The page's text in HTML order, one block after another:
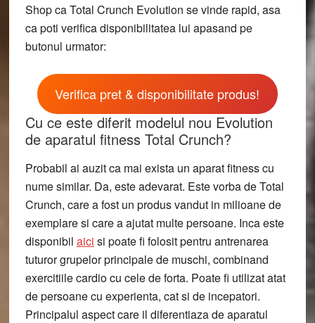
Shop ca Total Crunch Evolution se vinde rapid, asa
ca poti verifica disponibilitatea lui apasand pe
butonul urmator:
Verifica pret & disponibilitate produs!
Cu ce este diferit modelul nou Evolution
de aparatul fitness Total Crunch?
Probabil ai auzit ca mai exista un aparat fitness cu
nume similar. Da, este adevarat. Este vorba de Total
Crunch, care a fost un produs vandut in milioane de
exemplare si care a ajutat multe persoane. Inca este
disponibil aici si poate fi folosit pentru antrenarea
tuturor grupelor principale de muschi, combinand
exercitiile cardio cu cele de forta. Poate fi utilizat atat
de persoane cu experienta, cat si de incepatori.
Principalul aspect care il diferentiaza de aparatul